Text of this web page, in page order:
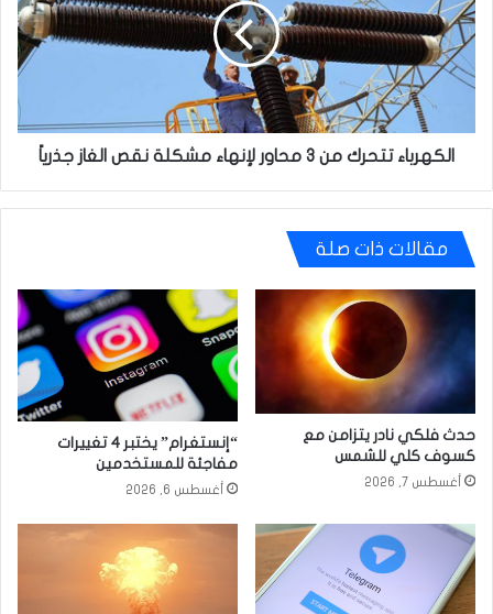
3
محاور
لإنهاء
مشكلة
جذرياًالكهرباء تتحرك من 3 محاور لإنهاء مشكلة نقص الغاز جذرياً
مقالات ذات صلة
حدث فلكي نادر يتزامن مع
كسوف كلي للشمس
أغسطس 7, 2026
“إنستغرام” يختبر 4 تغييرات
مفاجئة للمستخدمين
أغسطس 6, 2026